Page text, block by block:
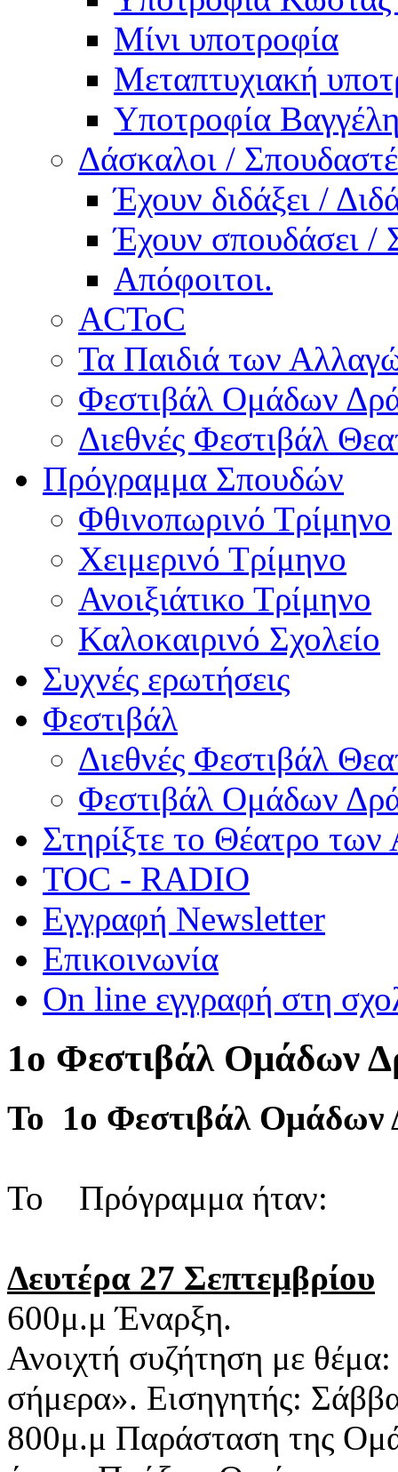
Μίνι υποτροφία
Μεταπτυχιακή
Υποτροφία
Δάσκαλοι /
Έχουν διδάξει /
Έχουν σπουδάσει /
Απόφοιτοι.
ACToC
Τα Παιδιά των
Φεστιβάλ Ομάδων
Διεθνές Φεστιβάλ
Πρόγραμμα Σπουδών
Φθινοπωρινό Τρίμηνο
Χειμερινό Τρίμηνο
Ανοιξιάτικο Τρίμηνο
Καλοκαιρινό Σχολείο
Συχνές ερωτήσεις
Φεστιβάλ
Διεθνές Φεστιβάλ
Φεστιβάλ Ομάδων
Στηρίξτε το Θέατρο
TOC - RADIO
Εγγραφή Newsletter
Επικοινωνία
On line εγγραφή στη
1ο Φεστιβάλ Ομάδων
Το 1ο Φεστιβάλ Ομάδων
Το Πρόγραμμα ήταν:
Δευτέρα 27 Σεπτεμβρίου
600μ.μ Έναρξη.
Ανοιχτή συζήτηση με
σήμερα». Εισηγητής:
800μ.μ Παράσταση της